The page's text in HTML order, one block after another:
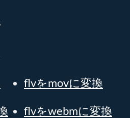
flvをmovに変換
flvをwebmに変換